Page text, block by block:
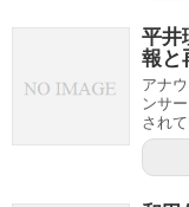
平井
報と
アナ
ンサ
され